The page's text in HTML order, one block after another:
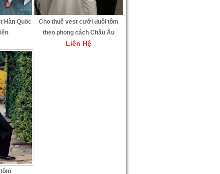
Hàn Quốc
Cho thuê vest cưới đuôi tôm
theo phong cách Châu Âu
Liên Hệ